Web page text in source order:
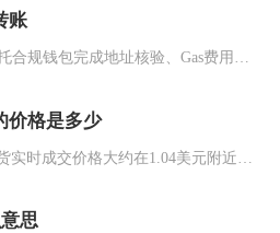
账
以太坊完整转账需要依托合规钱包完成地址核验、Gas费用配置、私钥签名上链三大核心环节，主流
价格是多少
思